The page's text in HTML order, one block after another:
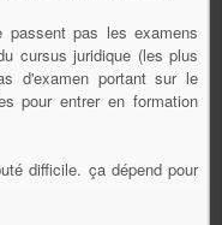
pas les examens
cursus juridique (les plus
d'examen portant sur le
pour entrer en formation
difficile. ça dépend pour